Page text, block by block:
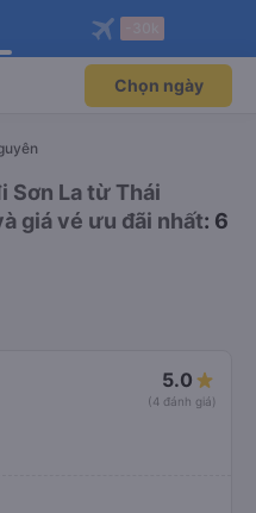
độc
Mở app
máy bay qua
Mở app
Chọn ngày
Sơn La từ Thái
giá vé ưu đãi nhất: 6
5.0
(4 đánh giá)